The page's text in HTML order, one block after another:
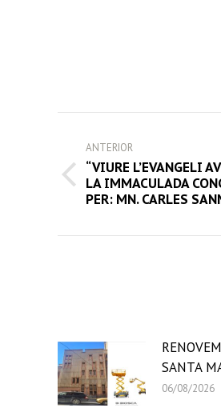
ANTERIOR
Previous
post:
“VIURE L’EVANGELI
LA IMMACULADA
PER: MN. CARLES
SANTA
06/08/2026